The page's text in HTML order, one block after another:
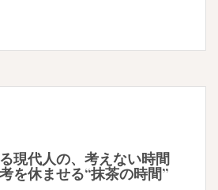
現代人の、考えない時間
考を休ませる“抹茶の時間”